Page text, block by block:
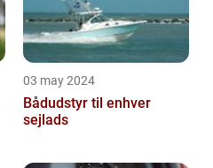
03 may 2024
Bådudstyr til enhver
sejlads